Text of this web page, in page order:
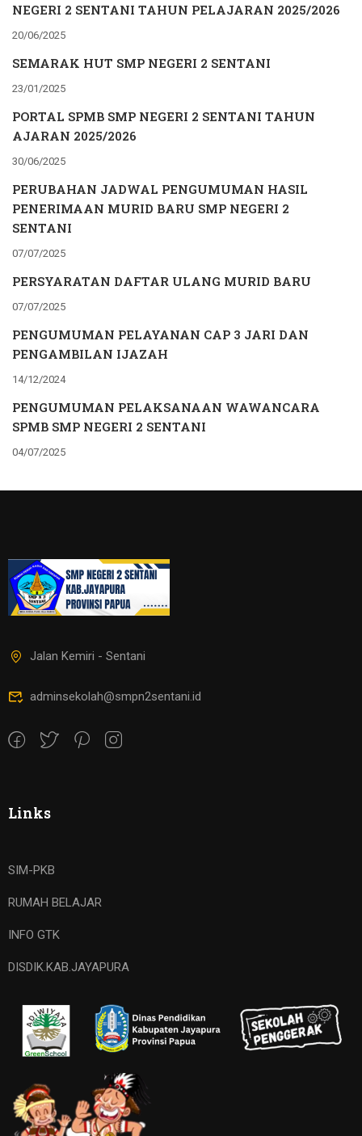
NEGERI 2 SENTANI TAHUN PELAJARAN 2025/2026
20/06/2025
SEMARAK HUT SMP NEGERI 2 SENTANI
23/01/2025
PORTAL SPMB SMP NEGERI 2 SENTANI TAHUN
AJARAN 2025/2026
30/06/2025
PERUBAHAN JADWAL PENGUMUMAN HASIL
PENERIMAAN MURID BARU SMP NEGERI 2
SENTANI
07/07/2025
PERSYARATAN DAFTAR ULANG MURID BARU
07/07/2025
PENGUMUMAN PELAYANAN CAP 3 JARI DAN
PENGAMBILAN IJAZAH
14/12/2024
PENGUMUMAN PELAKSANAAN WAWANCARA
SPMB SMP NEGERI 2 SENTANI
04/07/2025
Jalan Kemiri - Sentani
adminsekolah@smpn2sentani.id
Links
SIM-PKB
RUMAH BELAJAR
INFO GTK
DISDIK.KAB.JAYAPURA